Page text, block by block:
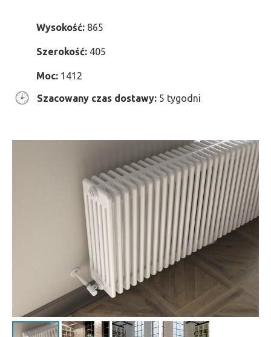
Wysokość: 865
Szerokość: 405
Moc: 1412
Szacowany czas dostawy: 5 tygodni